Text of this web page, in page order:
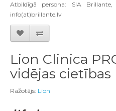
Atbildīgā persona: SIA
info(at)brillante.lv
Lion Clinica
vidējas cietības
Ražotājs: Lion